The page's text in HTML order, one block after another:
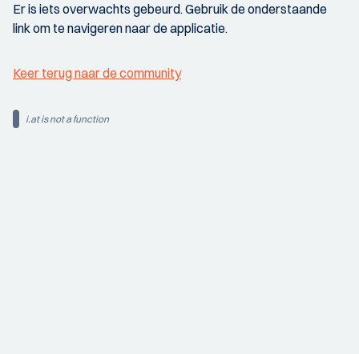
Er is iets overwachts gebeurd. Gebruik de onderstaande
link om te navigeren naar de applicatie.
Keer terug naar de community
i.at is not a function